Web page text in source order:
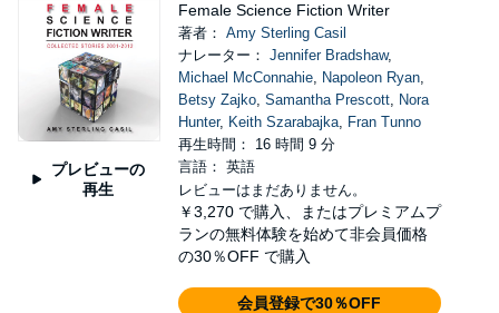
プレビューの
再生
Female Science Fiction Writer
著者： Amy Sterling Casil
ナレーター： Jennifer Bradshaw,
Michael McConnahie, Napoleon Ryan,
Betsy Zajko, Samantha Prescott, Nora
Hunter, Keith Szarabajka, Fran Tunno
再生時間： 16 時間 9 分
言語： 英語
レビューはまだありません。
￥3,270 で購入、またはプレミアムプ
ランの無料体験を始めて非会員価格
の30％OFF で購入
会員登録で30％OFF